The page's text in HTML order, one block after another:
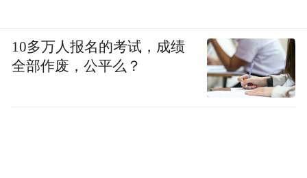
10多万人报名的考试，成绩
全部作废，公平么？